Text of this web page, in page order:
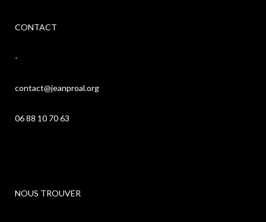
CONTACT
-
contact@jeanproal.org
06 88 10 70 63
NOUS TROUVER